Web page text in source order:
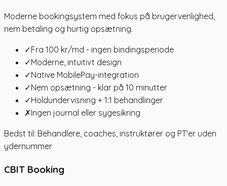
Moderne bookingsystem med fokus på brugervenlighed,
nem betaling og hurtig opsætning.
✓Fra 100 kr/md - ingen bindingsperiode
✓Moderne, intuitivt design
✓Native MobilePay-integration
✓Nem opsætning - klar på 10 minutter
✓Holdundervisning + 1:1 behandlinger
✗Ingen journal eller sygesikring
Bedst til: Behandlere, coaches, instruktører og PT'er uden
ydernummer
CBIT Booking